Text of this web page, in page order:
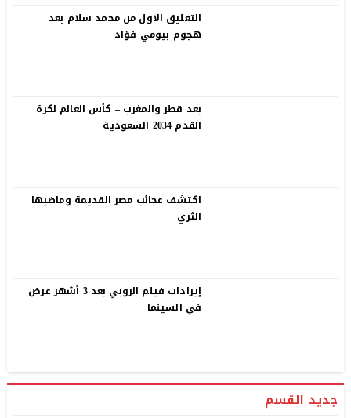
التعليق الاول من محمد سلام بعد
هجوم بيومي فؤاد
بعد قطر والمغرب – كأس العالم لكرة
القدم 2034 السعودية
اكتشف عجائب مصر القديمة وماضيها
الثري
إيرادات فيلم الروبي بعد 3 أشهر عرض
في السينما
جديد القسم